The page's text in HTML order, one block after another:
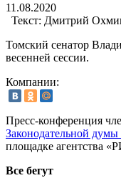
11.08.2020
Текст: Дмитрий
Томский сенатор
весенней сессии.
Компании:
Пресс-конференция
Законодательной думы
площадке агентства
Все бегут